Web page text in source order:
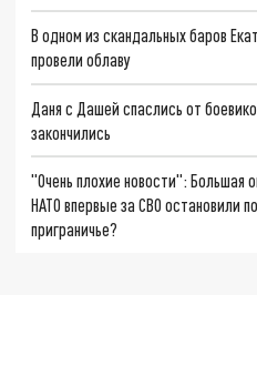
В одном из скандальных баров
провели облаву
Даня с Дашей спаслись от
закончились
"Очень плохие новости": Большая
НАТО впервые за СВО остановили
приграничье?